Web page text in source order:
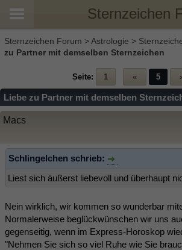
Sternzeichen
Sternzeichen Forum >Astrologie >
zu Partner mit demselben Sternzeichen
Seite: 1 « 5
Liebe zu Partner mit demselben
Macs
Schlingelchen schrieb:
Liest sich äußerst liebevoll und überhaupt
Nein wirklich, wir kommen so wunderbar
Normalerweise beglückwünschen wir uns
gegenseitig, wenn im Express-Horoskop
"Nehmen Sie sich so viel Ruhe wie Sie